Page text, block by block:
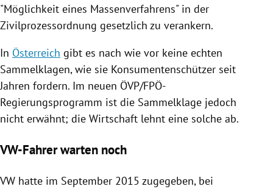
"Möglichkeit eines Massenverfahrens" in der
Zivilprozessordnung gesetzlich zu verankern.
In Österreich gibt es nach wie vor keine echten
Sammelklagen, wie sie Konsumentenschützer seit
Jahren fordern. Im neuen ÖVP/FPÖ-
Regierungsprogramm ist die Sammelklage jedoch
nicht erwähnt; die Wirtschaft lehnt eine solche ab.
VW-Fahrer warten noch
VW hatte im September 2015 zugegeben, bei